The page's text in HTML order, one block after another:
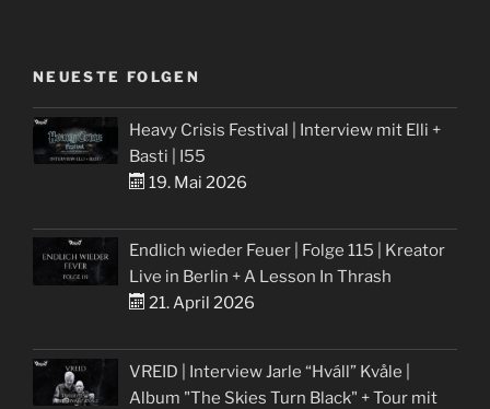
NEUESTE FOLGEN
Heavy Crisis Festival | Interview mit Elli +
Basti | I55
19. Mai 2026
Endlich wieder Feuer | Folge 115 | Kreator
Live in Berlin + A Lesson In Thrash
21. April 2026
VREID | Interview Jarle “Hváll” Kvåle |
Album "The Skies Turn Black" + Tour mit